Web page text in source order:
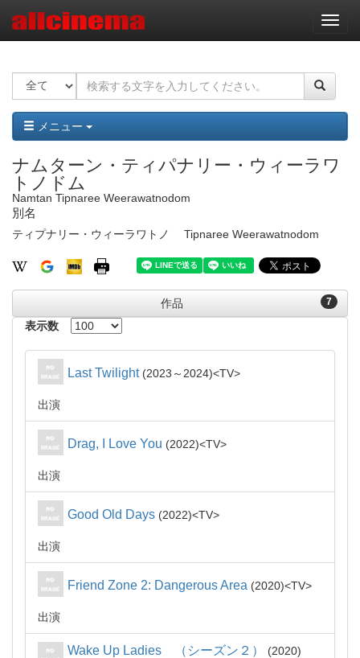
ナ
ビ
ー
ョ
ン
メニュー
ナムターン・ティパナリー・ウィーラワ
トノドム
Namtan Tipnaree Weerawatnodom
別名
ティプナリー・ウィーラワトノ Tipnaree Weerawatnodom
7
作品
表示数
Last Twilight 2023～2024 TV
出演
Drag, I Love You 2022 TV
出演
Good Old Days 2022 TV
出演
Friend Zone 2: Dangerous Area 2020 TV
出演
Wake Up Ladies （シーズン２）
2020